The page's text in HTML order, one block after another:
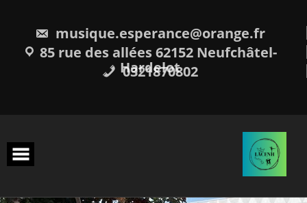
musique.esperance@orange.fr
85 rue des allées 62152 Neufchâtel-
Hardelot
0321870802